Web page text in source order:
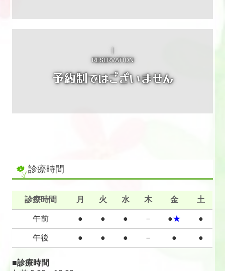
RESERVATION
予約制ではございません
診療時間
診療時間 月 火 水 木 金 土
午前 ● ● ● － ●★ ●
午後 ● ● ● － ● ●
■診療時間